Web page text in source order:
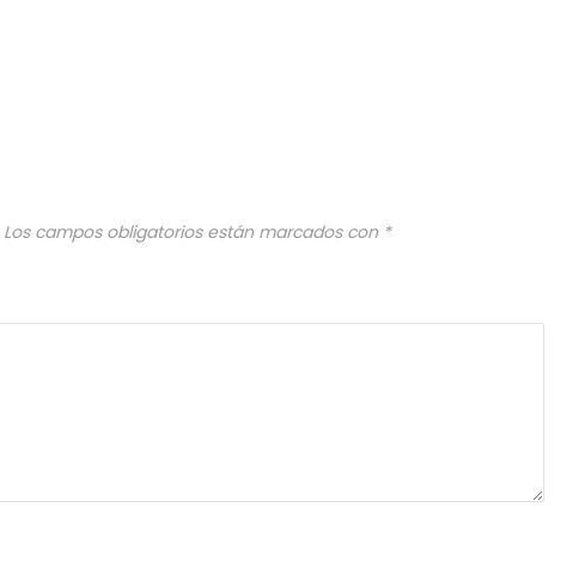
Los campos obligatorios están marcados con *